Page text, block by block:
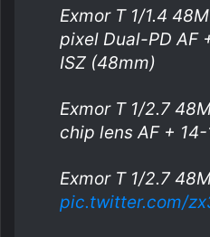
Exmor T 1/1.4
pixel Dual-PD AF
ISZ (48mm)
Exmor T 1/2.7
chip lens AF +
Exmor T 1/2.7
pic.twitter.com/